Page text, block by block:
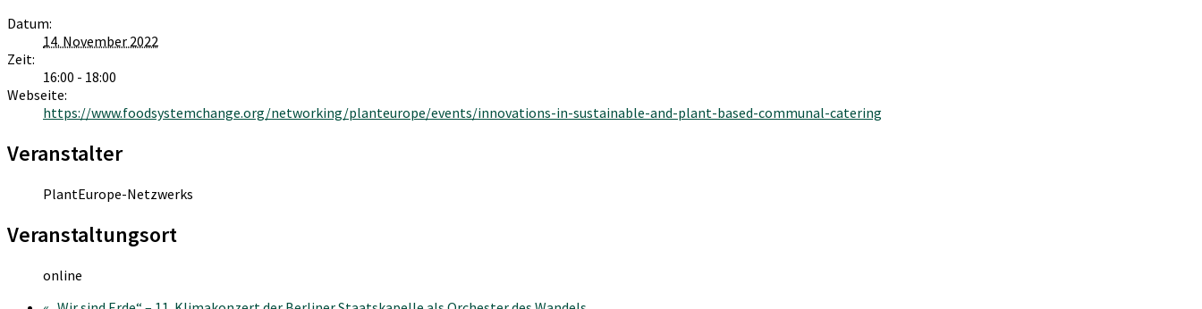
Datum:
14. November 2022
Zeit:
16:00 - 18:00
Webseite:
https://www.foodsystemchange.org/networking/planteurope/events/innovations-in-sustainable-and-plant-based-communal-catering
Veranstalter
PlantEurope-Netzwerks
Veranstaltungsort
online